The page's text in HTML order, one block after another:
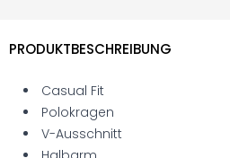
PRODUKTBESCHREIBUNG
Casual Fit
Polokragen
V-Ausschnitt